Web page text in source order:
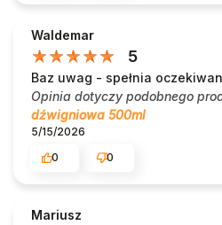
Waldemar
5
Baz uwag - spełnia
Opinia dotyczy podobnego
dźwigniowa 500ml
5/15/2026
0
0
Mariusz